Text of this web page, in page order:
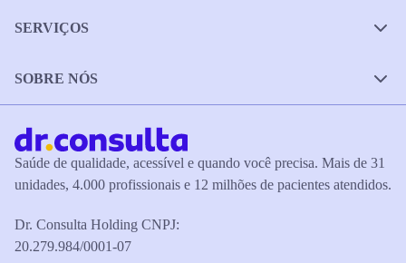
SERVIÇOS
SOBRE NÓS
Saúde de qualidade, acessível e quando você precisa. Mais de 31
unidades, 4.000 profissionais e 12 milhões de pacientes atendidos.
Dr. Consulta Holding CNPJ:
20.279.984/0001-07